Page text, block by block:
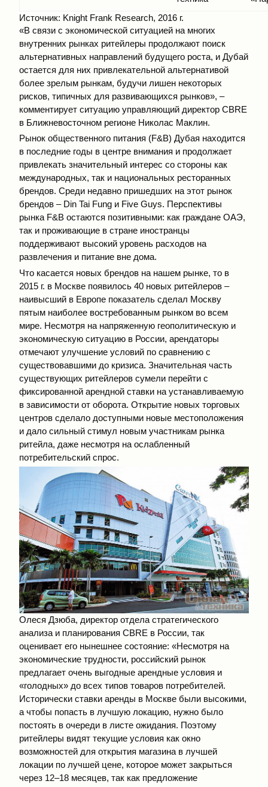
Источник: Knight Frank Research, 2016 г.
«В связи с экономической ситуацией на многих
внутренних рынках ритейлеры продолжают поиск
альтернативных направлений будущего роста, и Дубай
остается для них привлекательной альтернативой
более зрелым рынкам, будучи лишен некоторых
рисков, типичных для развивающихся рынков», –
комментирует ситуацию управляющий директор CBRE
в Ближневосточном регионе Николас Маклин.
Рынок общественного питания (F&B) Дубая находится
в последние годы в центре внимания и продолжает
привлекать значительный интерес со стороны как
международных, так и национальных ресторанных
брендов. Среди недавно пришедших на этот рынок
брендов – Din Tai Fung и Five Guys. Перспективы
рынка F&B остаются позитивными: как граждане ОАЭ,
так и проживающие в стране иностранцы
поддерживают высокий уровень расходов на
развлечения и питание вне дома.
Что касается новых брендов на нашем рынке, то в
2015 г. в Москве появилось 40 новых ритейлеров –
наивысший в Европе показатель сделал Москву
пятым наиболее востребованным рынком во всем
мире. Несмотря на напряженную гео­политическую и
экономическую ситуацию в России, арендаторы
отмечают улучшение условий по сравнению с
существовавшими до кризиса. Значительная часть
существующих ритейлеров сумели перейти с
фиксированной арендной ставки на устанавливаемую
в зависимости от оборота. Открытие новых торговых
центров сделало доступными новые местоположения
и дало сильный стимул новым участникам рынка
ритейла, даже несмотря на ослаб­ленный
потребительский спрос.
Олеся Дзюба, директор отдела стратегического
анализа и планирования CBRE в России, так
оценивает его нынешнее состояние: «Несмотря на
экономические трудности, российский рынок
предлагает очень выгодные арендные условия и
«голодных» до всех типов товаров потребителей.
Исторически ставки аренды в Москве были высокими,
а чтобы попасть в лучшую локацию, нужно было
постоять в очереди в листе ожидания. Поэтому
ритейлеры видят текущие условия как окно
возможностей для открытия магазина в лучшей
локации по лучшей цене, которое может закрыться
через 12–18 месяцев, так как предложение